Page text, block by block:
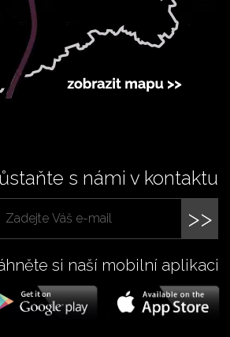
s námi v kontaktu
>>
si naší mobilní aplikaci